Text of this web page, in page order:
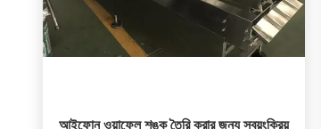
আইফোন ওয়াফেল শঙ্কু তৈরি করার জন্য স্বয়ংক্রিয়